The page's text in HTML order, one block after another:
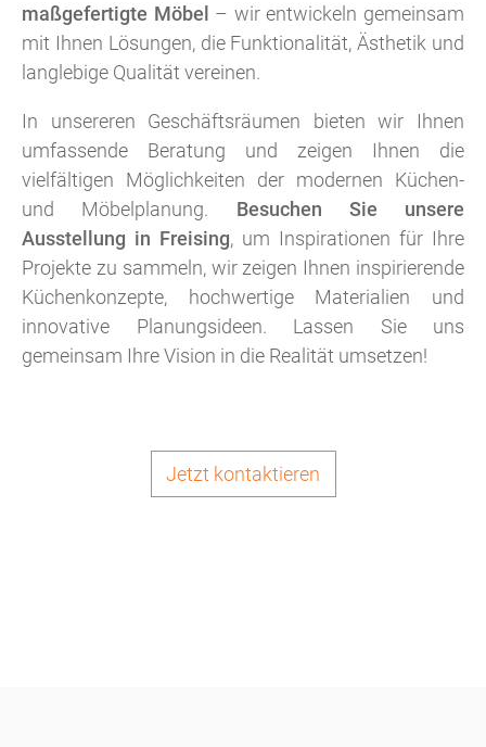
maßgefertigte Möbel – wir entwickeln gemeinsam
mit Ihnen Lösungen, die Funktionalität, Ästhetik und
langlebige Qualität vereinen.
In unsereren Geschäftsräumen bieten wir Ihnen
umfassende Beratung und zeigen Ihnen die
vielfältigen Möglichkeiten der modernen Küchen-
und Möbelplanung. Besuchen Sie unsere
Ausstellung in Freising, um Inspirationen für Ihre
Projekte zu sammeln, wir zeigen Ihnen inspirierende
Küchenkonzepte, hochwertige Materialien und
innovative Planungsideen. Lassen Sie uns
gemeinsam Ihre Vision in die Realität umsetzen!
Jetzt kontaktieren